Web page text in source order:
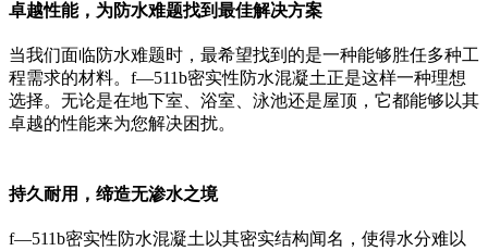
卓越性能，为防水难题找到最佳解决方案
当我们面临防水难题时，最希望找到的是一种能够胜任多种工
程需求的材料。f—511b密实性防水混凝土正是这样一种理想
选择。无论是在地下室、浴室、泳池还是屋顶，它都能够以其
卓越的性能来为您解决困扰。
持久耐用，缔造无渗水之境
f—511b密实性防水混凝土以其密实结构闻名，使得水分难以